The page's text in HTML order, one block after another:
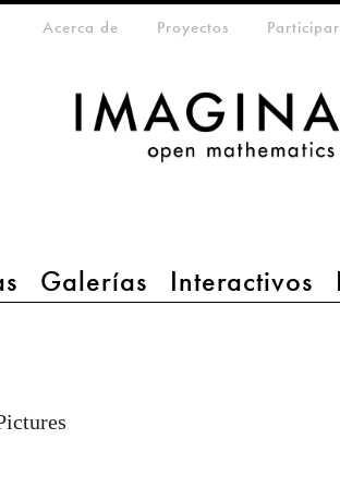
Galerías Interactivos
menu
Acerca de Proyectos Participar